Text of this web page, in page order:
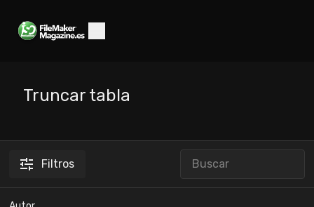
Truncar tabla
Filtros